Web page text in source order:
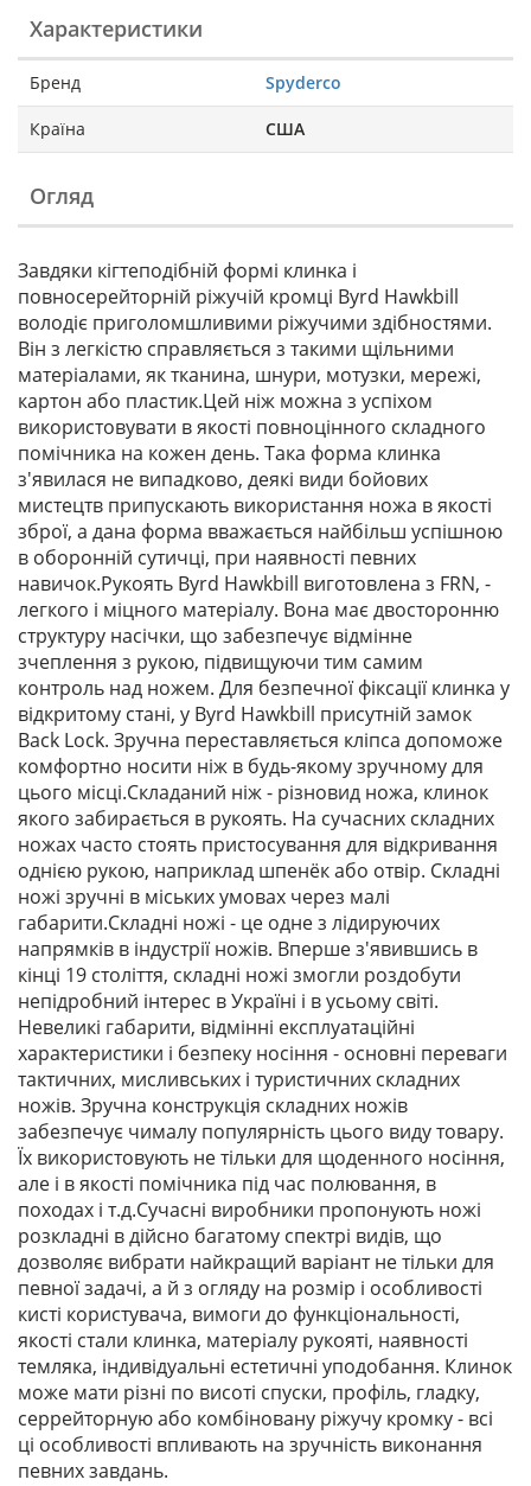
Характеристики
Бренд Spyderco
Країна США
Огляд
Завдяки кігтеподібній формі клинка і
повносерейторній ріжучій кромці Byrd Hawkbill
володіє приголомшливими ріжучими здібностями.
Він з легкістю справляється з такими щільними
матеріалами, як тканина, шнури, мотузки, мережі,
картон або пластик.Цей ніж можна з успіхом
використовувати в якості повноцінного складного
помічника на кожен день. Така форма клинка
з'явилася не випадково, деякі види бойових
мистецтв припускають використання ножа в якості
зброї, а дана форма вважається найбільш успішною
в оборонній сутичці, при наявності певних
навичок.Рукоять Byrd Hawkbill виготовлена ​​з FRN, -
легкого і міцного матеріалу. Вона має двосторонню
структуру насічки, що забезпечує відмінне
зчеплення з рукою, підвищуючи тим самим
контроль над ножем. Для безпечної фіксації клинка у
відкритому стані, у Byrd Hawkbill присутній замок
Back Lock. Зручна переставляється кліпса допоможе
комфортно носити ніж в будь-якому зручному для
цього місці.Складаний ніж - різновид ножа, клинок
якого забирається в рукоять. На сучасних складних
ножах часто стоять пристосування для відкривання
однією рукою, наприклад шпенёк або отвір. Складні
ножі зручні в міських умовах через малі
габарити.Складні ножі - це одне з лідируючих
напрямків в індустрії ножів. Вперше з'явившись в
кінці 19 століття, складні ножі змогли роздобути
непідробний інтерес в Україні і в усьому світі.
Невеликі габарити, відмінні експлуатаційні
характеристики і безпеку носіння - основні переваги
тактичних, мисливських і туристичних складних
ножів. Зручна конструкція складних ножів
забезпечує чималу популярність цього виду товару.
Їх використовують не тільки для щоденного носіння,
але і в якості помічника під час полювання, в
походах і т.д.Сучасні виробники пропонують ножі
розкладні в дійсно багатому спектрі видів, що
дозволяє вибрати найкращий варіант не тільки для
певної задачі, а й з огляду на розмір і особливості
кисті користувача, вимоги до функціональності,
якості стали клинка, матеріалу рукояті, наявності
темляка, індивідуальні естетичні уподобання. Клинок
може мати різні по висоті спуски, профіль, гладку,
серрейторную або комбіновану ріжучу кромку - всі
ці особливості впливають на зручність виконання
певних завдань.